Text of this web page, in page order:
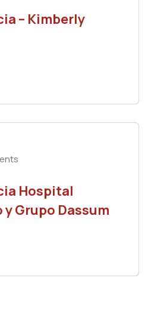
– Kimberly
Hospital
Grupo Dassum